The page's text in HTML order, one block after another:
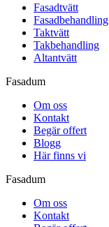
Fasadtvätt
Fasadbehandling
Taktvätt
Takbehandling
Altantvätt
Fasadum
Om oss
Kontakt
Begär offert
Blogg
Här finns vi
Fasadum
Om oss
Kontakt